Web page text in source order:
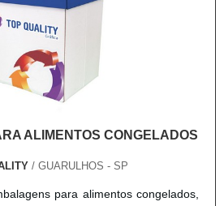
ALIMENTOS CONGELADOS
/ GUARULHOS - SP
para alimentos congelados,